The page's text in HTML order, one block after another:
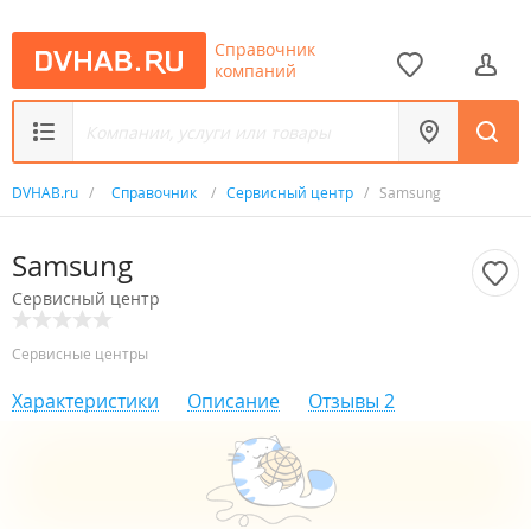
Справочник
компаний
DVHAB.ru / Справочник / Сервисный центр / Samsung
Samsung
Сервисный центр
Сервисные центры
Характеристики Описание Отзывы 2